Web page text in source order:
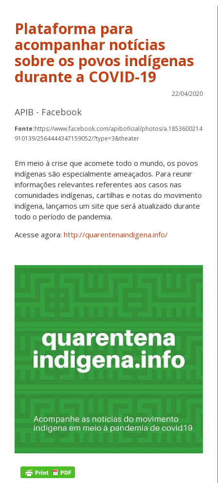
Plataforma para
acompanhar notícias
sobre os povos indígenas
durante a COVID-19
22/04/2020
APIB - Facebook
Fonte:https://www.facebook.com/apiboficial/photos/a.1853600214
910139/2564444347159052/?type=3&theater
Em meio à crise que acomete todo o mundo, os povos
indígenas são especialmente ameaçados. Para reunir
informações relevantes referentes aos casos nas
comunidades indígenas, cartilhas e notas do movimento
indígena, lançamos um site que será atualizado durante
todo o período de pandemia.
Acesse agora: http://quarentenaindigena.info/